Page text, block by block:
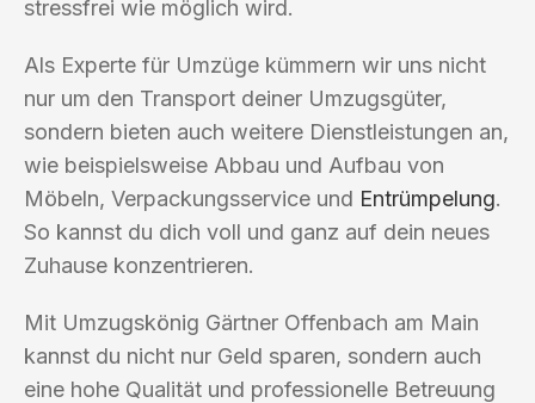
stressfrei wie möglich wird.
Als Experte für Umzüge kümmern wir uns nicht
nur um den Transport deiner Umzugsgüter,
sondern bieten auch weitere Dienstleistungen an,
wie beispielsweise Abbau und Aufbau von
Möbeln, Verpackungsservice und Entrümpelung.
So kannst du dich voll und ganz auf dein neues
Zuhause konzentrieren.
Mit Umzugskönig Gärtner Offenbach am Main
kannst du nicht nur Geld sparen, sondern auch
eine hohe Qualität und professionelle Betreuung